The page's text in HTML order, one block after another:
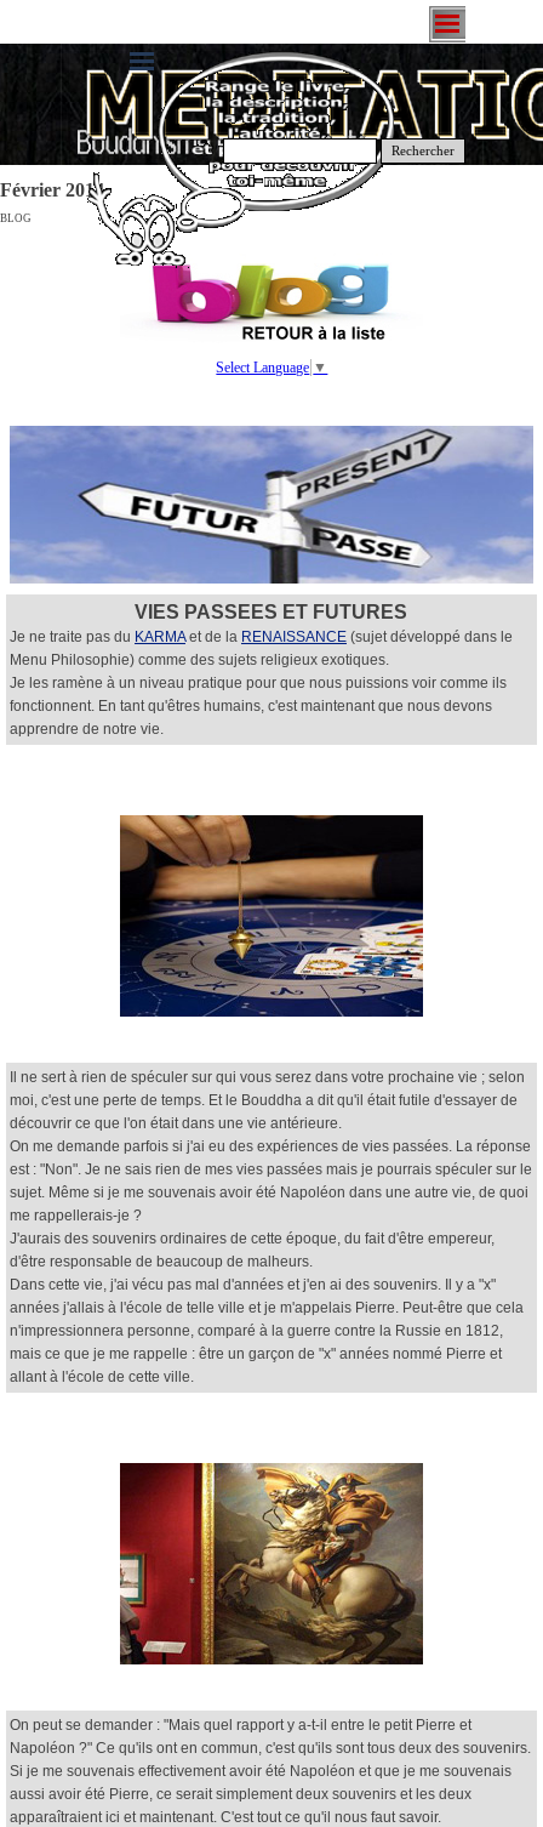
Rechercher
Février 2014
BLOG
Select Language ▼
VIES PASSEES ET FUTURES
Je ne traite pas du KARMAet de la RENAISSANCE (sujet développé dans le
Menu Philosophie) comme des sujets religieux exotiques.
Je les ramène à un niveau pratique pour que nous puissions voir comme ils
fonctionnent. En tant qu'êtres humains, c'est maintenant que nous devons
apprendre de notre vie.
Il ne sert à rien de spéculer sur qui vous serez dans votre prochaine vie ; selon
moi, c'est une perte de temps. Et le Bouddha a dit qu'il était futile d'essayer de
découvrir ce que l'on était dans une vie antérieure.
On me demande parfois si j'ai eu des expériences de vies passées. La réponse
est : "Non". Je ne sais rien de mes vies passées mais je pourrais spéculer sur le
sujet. Même si je me souvenais avoir été Napoléon dans une autre vie, de quoi
me rappellerais-je ?
J'aurais des souvenirs ordinaires de cette époque, du fait d'être empereur,
d'être responsable de beaucoup de malheurs.
Dans cette vie, j'ai vécu pas mal d'années et j'en ai des souvenirs. Il y a "x"
années j'allais à l'école de telle ville et je m'appelais Pierre. Peut-être que cela
n'impressionnera personne, comparé à la guerre contre la Russie en 1812,
mais ce que je me rappelle : être un garçon de "x" années nommé Pierre et
allant à l'école de cette ville.
On peut se demander : "Mais quel rapport y a-t-il entre le petit Pierre et
Napoléon ?" Ce qu'ils ont en commun, c'est qu'ils sont tous deux des souvenirs.
Si je me souvenais effectivement avoir été Napoléon et que je me souvenais
aussi avoir été Pierre, ce serait simplement deux souvenirs et les deux
apparaîtraient ici et maintenant. C'est tout ce qu'il nous faut savoir.